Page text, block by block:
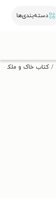
دسته‌بندی‌ها
کتاب خاک و ملکوت